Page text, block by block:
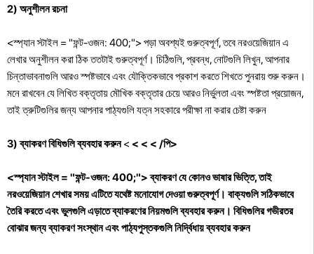
2) অনুশীলন রচনা
<স্প্যান স্টাইল = "ফন্ট-ওজন: 400;"> পড়া অবশ্যই গুরুত্বপূর্ণ, তবে নরওয়েজিয়ান এ
লেখার অনুশীলন করা ঠিক ততটাই গুরুত্বপূর্ণ। চিঠিগুলি, প্রবন্ধ, নোটগুলি লিখুন, আপনার
চিন্তাভাবনাগুলি আরও স্পষ্টভাবে এবং যৌক্তিকভাবে প্রকাশ করতে শিখতে পুনরায় শুরু করুন।
মনে রাখবেন যে লিখিত বক্তৃতায় মৌখিক বক্তৃতার চেয়ে আরও নির্ভুলতা এবং স্পষ্টতা প্রয়োজন,
তাই ত্রুটিগুলির জন্য আপনার পাঠ্যগুলি যত্ন সহকারে পরীক্ষা না করার চেষ্টা করুন
3) ব্যাকরণ বিধিগুলি ব্যবহার করুন< < < < /পি>
<স্প্যান স্টাইল = "ফন্ট-ওজন: 400;"> ব্যাকরণ যে কোনও ভাষার ভিত্তি, তাই
নরওয়েজিয়ান শেখার সময় এটিতে যথেষ্ট মনোযোগ দেওয়া গুরুত্বপূর্ণ। বাক্যগুলি সঠিকভাবে
তৈরি করতে এবং ভুলগুলি এড়াতে ব্যাকরণের নিয়মগুলি ব্যবহার করুন। বিধিগুলির গভীরতর
বোঝার জন্য ব্যাকরণ সংস্থান এবং পাঠ্যপুস্তকগুলি নির্দ্বিধায় ব্যবহার করুন